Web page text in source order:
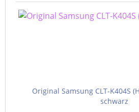
Original Samsung CLT-K404S
schwarz